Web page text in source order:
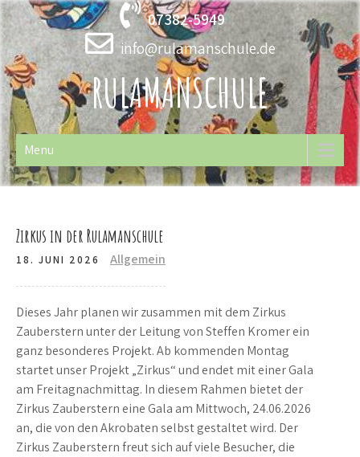
Skip
to
content
07382-5949
info@rulamanschule.de
RULAMANSCHULE
Menu
Zirkus in der Rulamanschule
18. JUNI 2026 Allgemein
Dieses Jahr planen wir zusammen mit dem Zirkus
Zauberstern unter der Leitung von Steffen Kromer ein
ganz besonderes Projekt. Ab kommenden Montag
startet unser Projekt „Zirkus“ und endet mit einer Gala
am Freitagnachmittag. In diesem Rahmen bietet der
Zirkus Zauberstern eine Gala am Mittwoch, 24.06.2026
an, die von den Akrobaten selbst gestaltet wird. Der
Zirkus Zauberstern freut sich auf viele Besucher, die